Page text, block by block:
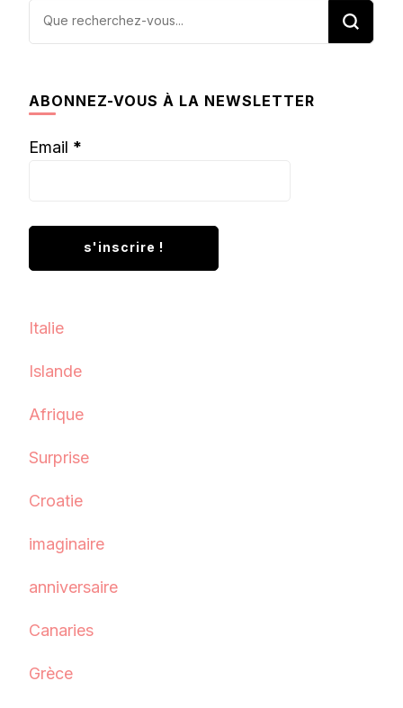
Vous
ABONNEZ-VOUS À LA NEWSLETTER
Email *
Italie
Islande
Afrique
Surprise
Croatie
imaginaire
anniversaire
Canaries
Grèce